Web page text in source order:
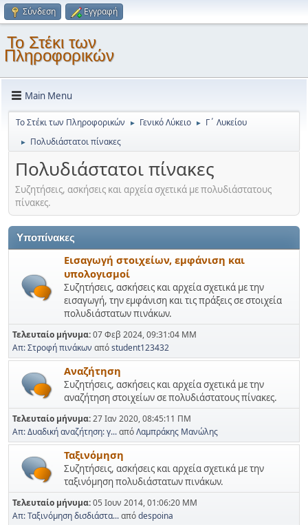
Σύνδεση Εγγραφή
Το Στέκι των
Πληροφορικών
Main Menu
Το Στέκι των Πληροφορικών ► Γενικό Λύκειο ► Γ΄ Λυκείου
► Πολυδιάστατοι πίνακες
Πολυδιάστατοι πίνακες
Συζητήσεις, ασκήσεις και αρχεία σχετικά με πολυδιάστατους
πίνακες.
Υποπίνακες
Εισαγωγή στοιχείων, εμφάνιση και
υπολογισμοί
Συζητήσεις, ασκήσεις και αρχεία σχετικά με την
εισαγωγή, την εμφάνιση και τις πράξεις σε στοιχεία
πολυδιάστατων πινάκων.
Τελευταίο μήνυμα:07 Φεβ 2024, 09:31:04 ΜΜ
Απ: Στροφή πινάκων απόstudent123432
Αναζήτηση
Συζητήσεις, ασκήσεις και αρχεία σχετικά με την
αναζήτηση στοιχείων σε πολυδιάστατους πίνακες.
Τελευταίο μήνυμα:27 Ιαν 2020, 08:45:11 ΠΜ
Απ: Δυαδική αναζήτηση: γ...απόΛαμπράκης Μανώλης
Ταξινόμηση
Συζητήσεις, ασκήσεις και αρχεία σχετικά με την
ταξινόμηση πολυδιάστατων πινάκων.
Τελευταίο μήνυμα:05 Ιουν 2014, 01:06:20 ΜΜ
Απ: Ταξινόμηση δισδιάστα...απόdespoina